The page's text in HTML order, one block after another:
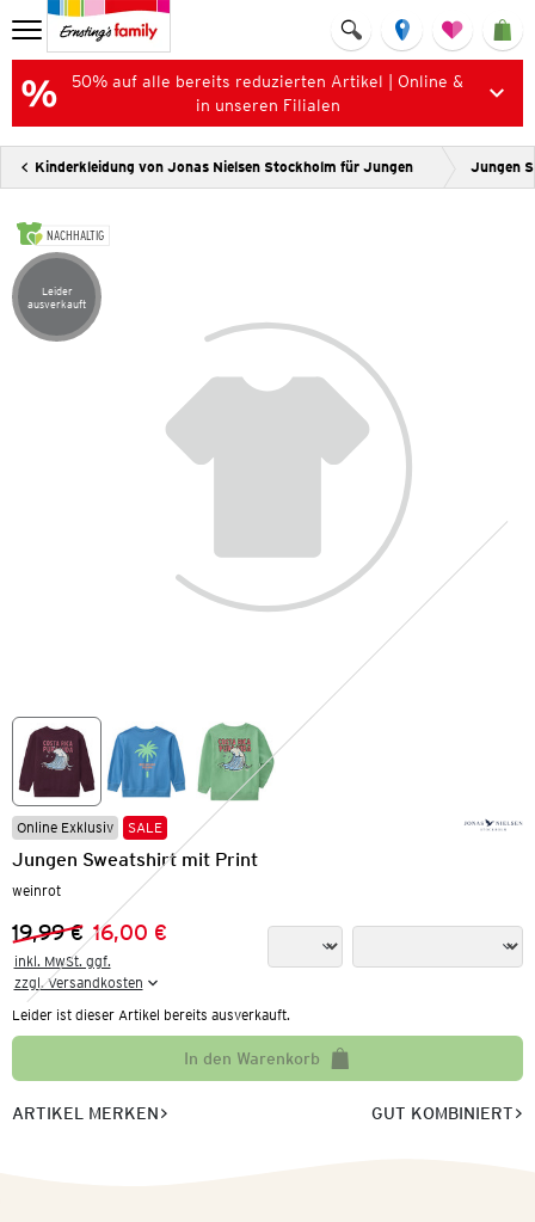
50% auf alle bereits reduzierten Artikel | Online &
in unseren Filialen
Kinderkleidung von Jonas Nielsen Stockholm für Jungen Jungen
NACHHALTIG
Artikel leider ausverkauft
Leider
ausverkauft
Online Exklusiv SALE
Jungen Sweatshirt mit Print
weinrot
Vorheriger Preis:
19,99 €
Neuer Preis:
16,00 €
inkl. MwSt. ggf.
zzgl. Versandkosten
Leider ist dieser Artikel bereits ausverkauft.
In den Warenkorb
ARTIKEL MERKEN GUT KOMBINIERT